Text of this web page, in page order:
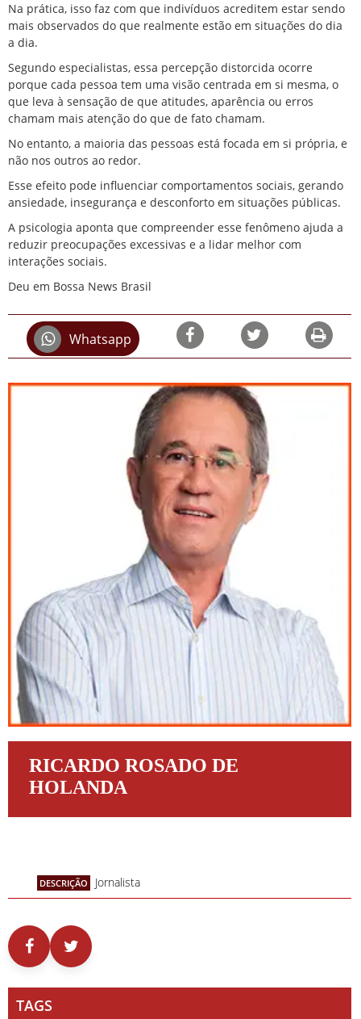
Na prática, isso faz com que indivíduos acreditem estar sendo
mais observados do que realmente estão em situações do dia
a dia.
Segundo especialistas, essa percepção distorcida ocorre
porque cada pessoa tem uma visão centrada em si mesma, o
que leva à sensação de que atitudes, aparência ou erros
chamam mais atenção do que de fato chamam.
No entanto, a maioria das pessoas está focada em si própria, e
não nos outros ao redor.
Esse efeito pode influenciar comportamentos sociais, gerando
ansiedade, insegurança e desconforto em situações públicas.
A psicologia aponta que compreender esse fenômeno ajuda a
reduzir preocupações excessivas e a lidar melhor com
interações sociais.
Deu em Bossa News Brasil
Whatsapp
RICARDO ROSADO DE
HOLANDA
DESCRIÇÃO Jornalista
TAGS